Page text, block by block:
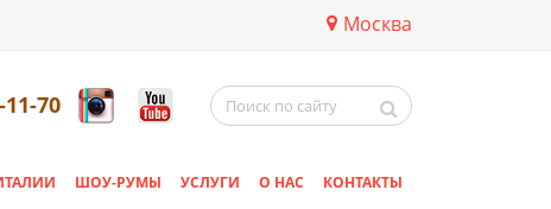
Москва
11-70
ШОУ-РУМЫ УСЛУГИ О НАС КОНТАКТЫ